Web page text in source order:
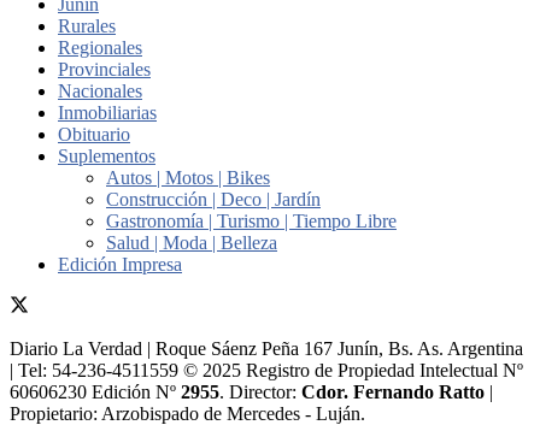
Rurales
Regionales
Provinciales
Nacionales
Inmobiliarias
Obituario
Suplementos
Autos | Motos | Bikes
Construcción | Deco | Jardín
Gastronomía | Turismo | Tiempo Libre
Salud | Moda | Belleza
Edición Impresa
Diario La Verdad | Roque Sáenz Peña 167 Junín, Bs. As. Argentina
| Tel: 54-236-4511559 © 2025 Registro de Propiedad Intelectual Nº
60606230 Edición Nº 2955. Director:​ Cdor. Fernando Ratto |
Propietario:​ Arzobispado de Mercedes - Luján.